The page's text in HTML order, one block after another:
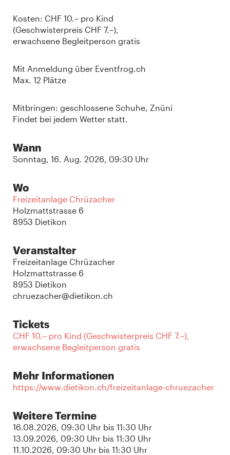
Kosten: CHF 10.– pro Kind
(Geschwisterpreis CHF 7.–),
erwachsene Begleitperson gratis
Mit Anmeldung über Eventfrog.ch
Max. 12 Plätze
Mitbringen: geschlossene Schuhe, Znüni
Findet bei jedem Wetter statt.
Wann
Sonntag, 16. Aug. 2026, 09:30 Uhr
Wo
Freizeitanlage Chrüzacher
Holzmattstrasse 6
8953 Dietikon
Veranstalter
Freizeitanlage Chrüzacher
Holzmattstrasse 6
8953 Dietikon
chruezacher@dietikon.ch
Tickets
CHF 10.– pro Kind (Geschwisterpreis CHF 7.–),
erwachsene Begleitperson gratis
Mehr Informationen
https://www.dietikon.ch/freizeitanlage-chruezacher
Weitere Termine
16.08.2026, 09:30 Uhr bis 11:30 Uhr
13.09.2026, 09:30 Uhr bis 11:30 Uhr
11.10.2026, 09:30 Uhr bis 11:30 Uhr